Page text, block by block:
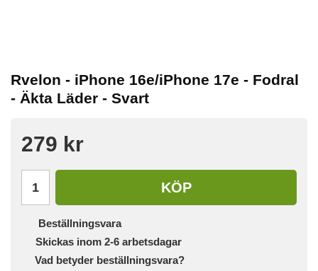
Rvelon - iPhone 16e/iPhone 17e - Fodral
- Äkta Läder - Svart
279 kr
KÖP
Beställningsvara
Skickas inom 2-6 arbetsdagar
Vad betyder beställningsvara?